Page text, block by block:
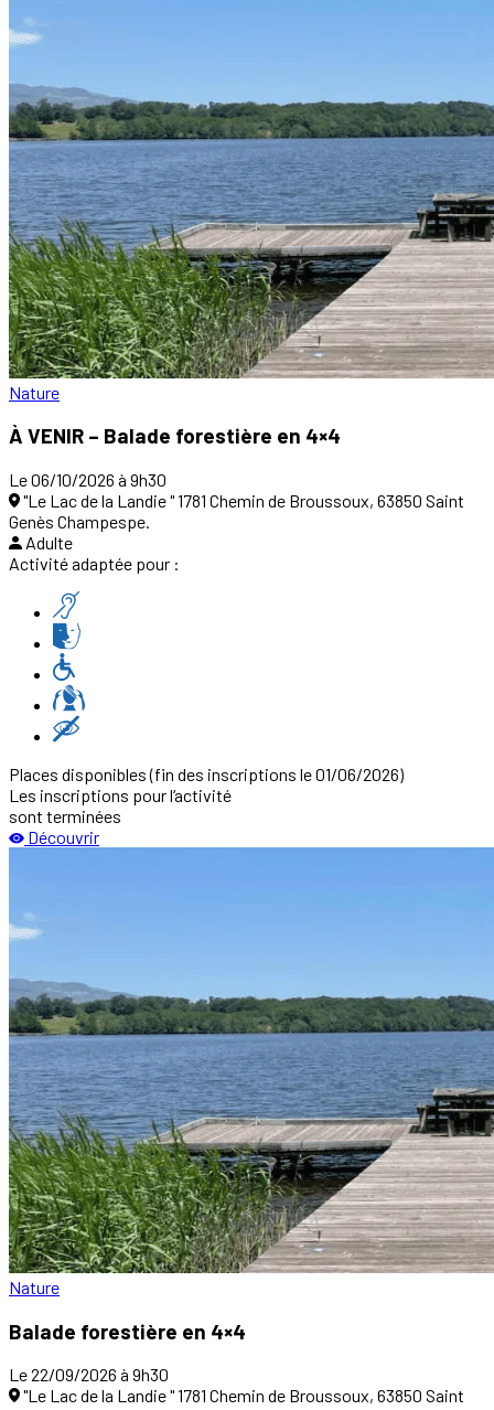
Nature
À VENIR – Balade forestière en 4×4
Le 06/10/2026 à 9h30
"Le Lac de la Landie " 1781 Chemin de Broussoux, 63850 Saint
Genès Champespe.
Adulte
Activité adaptée pour :
Places disponibles(fin des inscriptions le 01/06/2026)
Les inscriptions pour l‘activité
sont terminées
Découvrir
Nature
Balade forestière en 4×4
Le 22/09/2026 à 9h30
"Le Lac de la Landie " 1781 Chemin de Broussoux, 63850 Saint